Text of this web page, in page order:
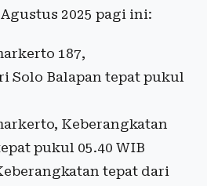
2025 pagi ini:
187,
Solo Balapan tepat pukul
Keberangkatan
pukul 05.40 WIB
tepat dari